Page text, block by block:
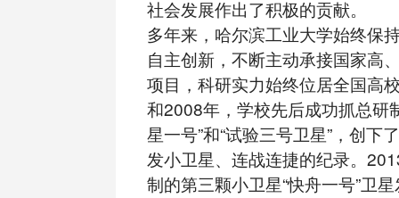
社会发展作出了积极的贡献。
多年来，哈尔滨工业大学始终保
自主创新，不断主动承接国家高
项目，科研实力始终位居全国高
和2008年，学校先后成功抓总研
星一号”和“试验三号卫星”，创下
发小卫星、连战连捷的纪录。
制的第三颗小卫星“快舟一号”卫